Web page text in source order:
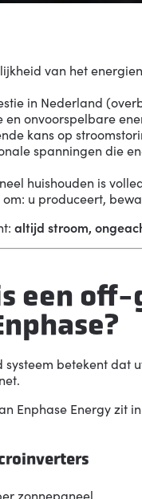
van het
in Nederland
en onvoorspelbare
kans op
spanningen die
huishouden is
u produceert,
altijd stroom,
een
systeem betekent dat
Enphase Energyzit
zonnepaneel